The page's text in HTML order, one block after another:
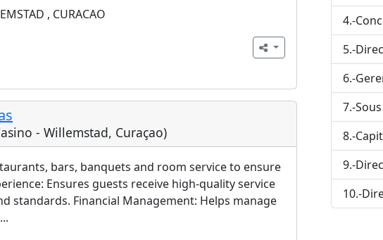
, CURACAO
- Willemstad, Curaçao)
bars, banquets and room service to ensure
Ensures guests receive high-quality service
standards. Financial Management: Helps manage
4.-
5.-
6.-
7.-
8.-
9.-
10.-